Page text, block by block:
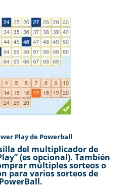
Play de Powerball
del multiplicador de
(es opcional). También
múltiples sorteos o
para varios sorteos de
PowerBall.